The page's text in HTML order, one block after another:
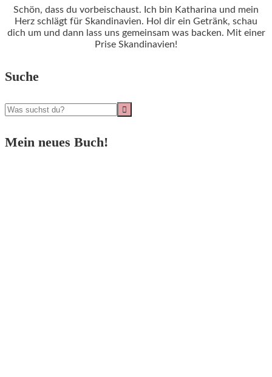
Schön, dass du vorbeischaust. Ich bin Katharina und mein
Herz schlägt für Skandinavien. Hol dir ein Getränk, schau
dich um und dann lass uns gemeinsam was backen. Mit einer
Prise Skandinavien!
Suche
Mein neues Buch!